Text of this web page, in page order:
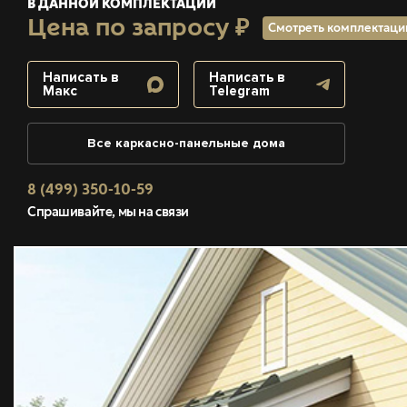
В ДАННОЙ КОМПЛЕКТАЦИИ
Цена по запросу ₽ Смотреть
Написать в
Макс
Написать в
Telegram
Все каркасно-панельные дома
8 (499) 350-10-59
Спрашивайте, мы на связи